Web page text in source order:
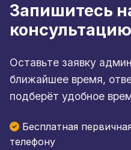
Запишитесь
консультацию
Оставьте заявку
ближайшее время,
подберёт удобное
Бесплатная
телефону